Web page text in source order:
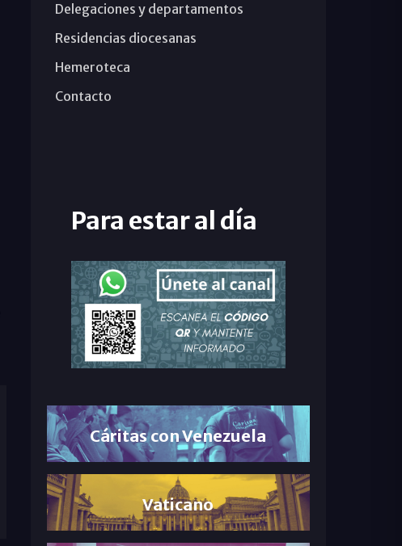
Delegaciones y departamentos
Residencias diocesanas
Hemeroteca
Contacto
Para estar al día
Cáritas con Venezuela
Vaticano